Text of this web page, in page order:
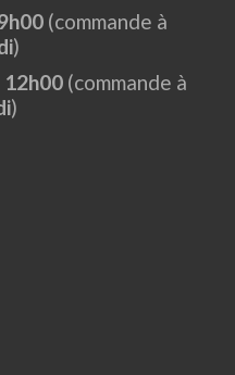
(commande à
)
(commande à
)